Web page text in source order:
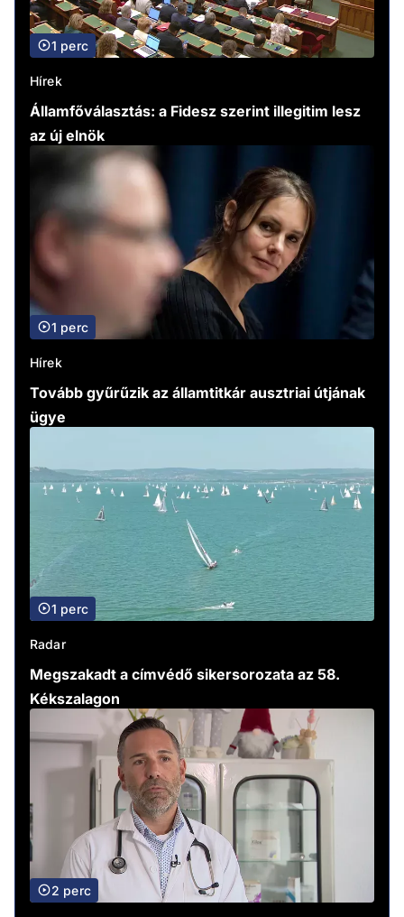
1 perc
Hírek
Államfőválasztás: a Fidesz szerint illegitim lesz
az új elnök
1 perc
Hírek
Tovább gyűrűzik az államtitkár ausztriai útjának
ügye
1 perc
Radar
Megszakadt a címvédő sikersorozata az 58.
Kékszalagon
2 perc